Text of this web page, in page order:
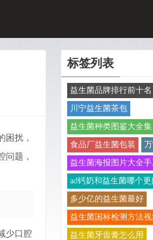
困扰，
问题，
少口腔
标签列表
益生菌品牌排行前十名
川宁益生菌茶包
益生菌种类图鉴大全集
食品厂益生菌包装
益生菌海报图片大全手
ad钙奶和益生菌哪个更
多少亿的益生菌最好
益生菌国标检测方法视
益生菌牙齿膏怎么用